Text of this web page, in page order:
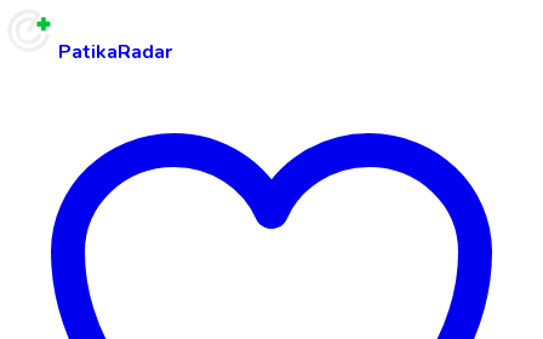
PatikaRadar